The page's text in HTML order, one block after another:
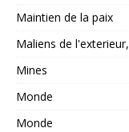
Maintien de la paix
Maliens de l'exterieur,
Mines
Monde
Monde